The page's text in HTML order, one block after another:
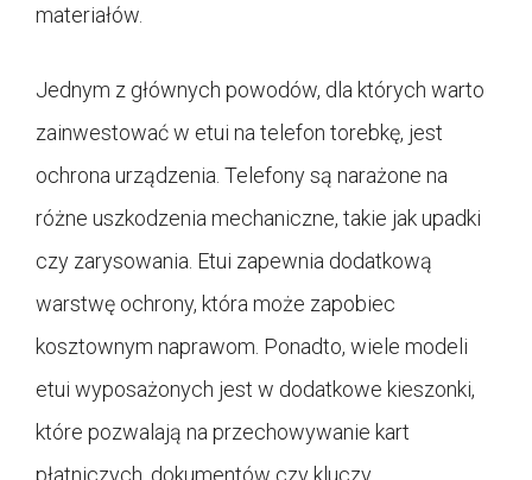
materiałów.
Jednym z głównych powodów, dla których warto
zainwestować w etui na telefon torebkę, jest
ochrona urządzenia. Telefony są narażone na
różne uszkodzenia mechaniczne, takie jak upadki
czy zarysowania. Etui zapewnia dodatkową
warstwę ochrony, która może zapobiec
kosztownym naprawom. Ponadto, wiele modeli
etui wyposażonych jest w dodatkowe kieszonki,
które pozwalają na przechowywanie kart
płatniczych, dokumentów czy kluczy.